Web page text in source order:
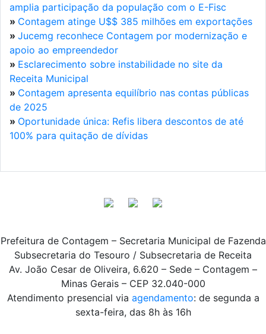
amplia participação da população com o E-Fisc
» Contagem atinge U$$ 385 milhões em exportações
» Jucemg reconhece Contagem por modernização e
apoio ao empreendedor
» Esclarecimento sobre instabilidade no site da
Receita Municipal
» Contagem apresenta equilíbrio nas contas públicas
de 2025
» Oportunidade única: Refis libera descontos de até
100% para quitação de dívidas
Prefeitura de Contagem – Secretaria Municipal de Fazenda
Subsecretaria do Tesouro / Subsecretaria de Receita
Av. João Cesar de Oliveira, 6.620 – Sede – Contagem –
Minas Gerais – CEP 32.040-000
Atendimento presencial via agendamento: de segunda a
sexta-feira, das 8h às 16h